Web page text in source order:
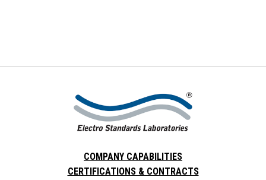
COMPANY CAPABILITIES
CERTIFICATIONS & CONTRACTS